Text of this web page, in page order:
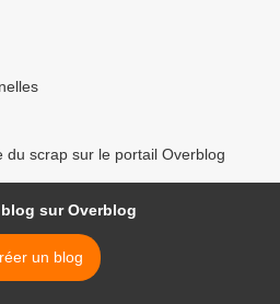
du scrap sur le portail Overblog
sur Overblog
un blog